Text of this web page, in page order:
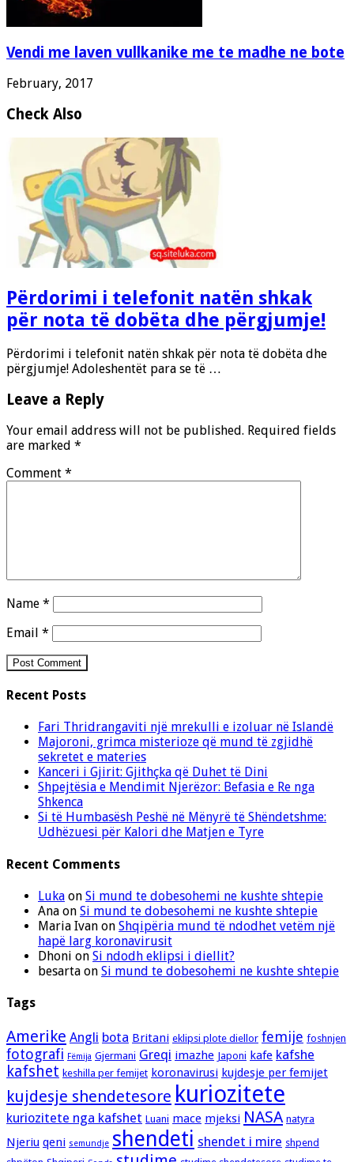
Vendi me laven vullkanike me te madhe ne bote
February, 2017
Check Also
Përdorimi i telefonit natën shkak
për nota të dobëta dhe përgjumje!
Përdorimi i telefonit natën shkak për nota të dobëta dhe
përgjumje! Adoleshentët para se të …
Leave a Reply
Your email address will not be published. Required fields
are marked *
Comment *
Name *
Email *
Recent Posts
Fari Thridrangaviti një mrekulli e izoluar në Islandë
Majoroni, grimca misterioze që mund të zgjidhë
sekretet e materies
Kanceri i Gjirit: Gjithçka që Duhet të Dini
Shpejtësia e Mendimit Njerëzor: Befasia e Re nga
Shkenca
Si të Humbasësh Peshë në Mënyrë të Shëndetshme:
Udhëzuesi për Kalori dhe Matjen e Tyre
Recent Comments
Luka on Si mund te dobesohemi ne kushte shtepie
Ana on Si mund te dobesohemi ne kushte shtepie
Maria Ivan on Shqipëria mund të ndodhet vetëm një
hapë larg koronavirusit
Dhoni on Si ndodh eklipsi i diellit?
besarta on Si mund te dobesohemi ne kushte shtepie
Tags
Amerike Angli bota Britani eklipsi plote diellor femije foshnjen
fotografi Fëmija Gjermani Greqi imazhe Japoni kafe kafshe
kafshet keshilla per femijet koronavirusi kujdesje per femijet
kujdesje shendetesore kuriozitete
kuriozitete nga kafshet Luani mace mjeksi NASA natyra
Njeriu qeni semundje shendeti shendet i mire shpend